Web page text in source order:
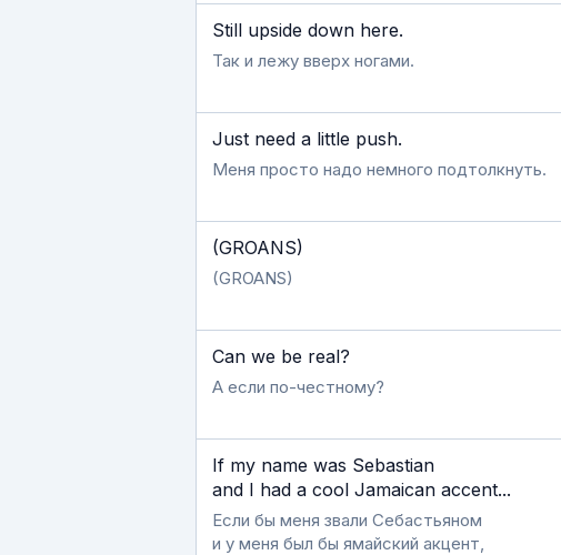
Still upside down here.
Так и лежу вверх ногами.
Just need a little push.
Меня просто надо немного подтолкнуть.
(GROANS)
(GROANS)
Can we be real?
А если по-честному?
If my name was Sebastian
and I had a cool Jamaican accent...
Если бы меня звали Себастьяном
и у меня был бы ямайский акцент,